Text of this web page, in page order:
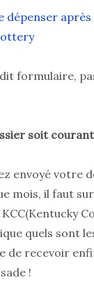
dépenser
formulaire,
soit courant
envoyé votre
mois, il faut
quels sont
de recevoir
!